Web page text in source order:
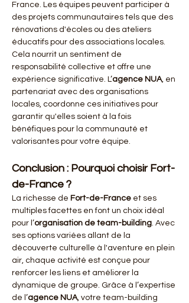
France. Les équipes peuvent participer à
des projets communautaires tels que des
rénovations d'écoles ou des ateliers
éducatifs pour des associations locales.
Cela nourrit un sentiment de
responsabilité collective et offre une
expérience significative. L’agence NUA, en
partenariat avec des organisations
locales, coordonne ces initiatives pour
garantir qu'elles soient à la fois
bénéfiques pour la communauté et
valorisantes pour votre équipe.
Conclusion : Pourquoi choisir Fort-
de-France ?
La richesse de Fort-de-France et ses
multiples facettes en font un choix idéal
pour l’organisation de team-building. Avec
ses options variées allant de la
découverte culturelle à l'aventure en plein
air, chaque activité est conçue pour
renforcer les liens et améliorer la
dynamique de groupe. Grâce à l’expertise
de l’agence NUA, votre team-building